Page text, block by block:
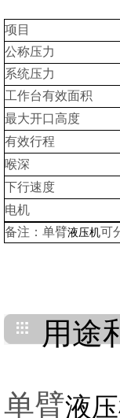
项目
公称压力
系统压力
工作台有效面积
最大开口高度
有效行程
喉深
下行速度
电机
备注：单臂液压机可
用途
单臂液